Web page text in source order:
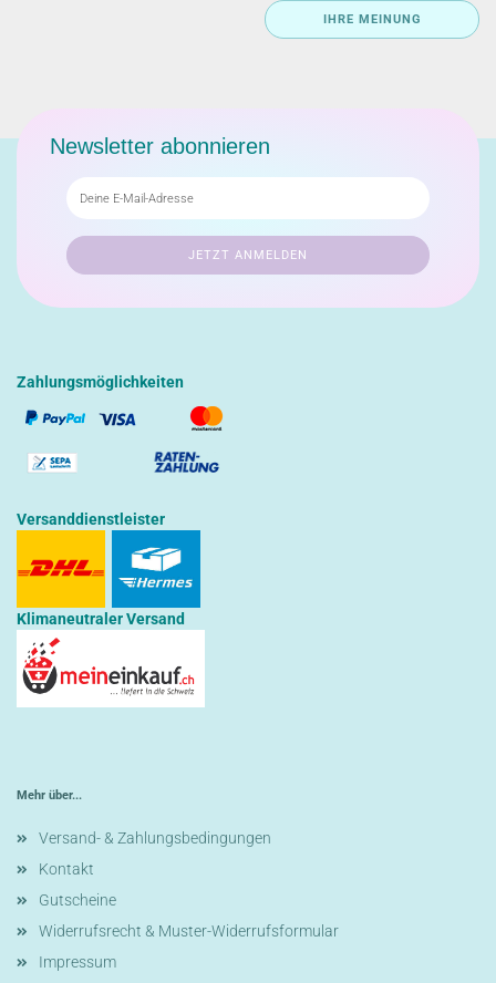
IHRE MEINUNG
Newsletter abonnieren
Zahlungsmöglichkeiten
Versanddienstleister
Klimaneutraler Versand
Mehr über...
Versand- & Zahlungsbedingungen
Kontakt
Gutscheine
Widerrufsrecht & Muster-Widerrufsformular
Impressum